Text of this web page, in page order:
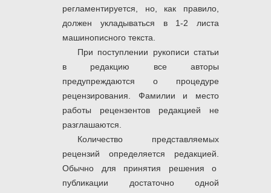
регламентируется, но, как правило,
должен укладываться в 1-2 листа
машинописного текста.
При поступлении рукописи статьи
в редакцию все авторы
предупреждаются о процедуре
рецензирования. Фамилии и место
работы рецензентов редакцией не
разглашаются.
Количество представляемых
рецензий определяется редакцией.
Обычно для принятия решения о
публикации достаточно одной